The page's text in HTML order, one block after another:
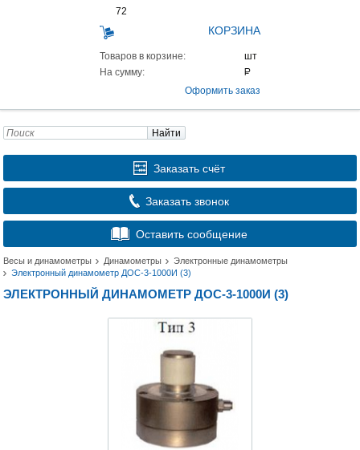
72
КОРЗИНА
Товаров в корзине:
На сумму:
Оформить заказ
Найти
Заказать счёт
Заказать звонок
Оставить сообщение
Весы и динамометры Динамометры
Электронные динамометры
Электронный динамометр ДОС-3-1000И (3)
ЭЛЕКТРОННЫЙ ДИНАМОМЕТР ДОС-3-1000И (3)